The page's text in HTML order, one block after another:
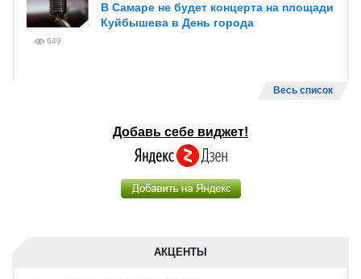
В Самаре не будет концерта на площади
Куйбышева в День города
649
Весь список
Добавь себе виджет!
АКЦЕНТЫ